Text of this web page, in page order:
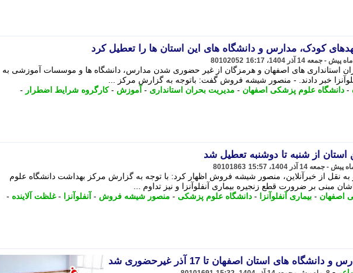
مهدهای کودک، مدارس و دانشگاه های این استان ها را تعطیل کرد
80102052
استانداری های اصفهان و هرمزگان از غیر حضوری شدن مدارس، دانشگاه ها و موسسات آموزشی به
خبر دادند. - منصور شیشه فروش گفت: باتوجه به گزارش مرکز ...
- دانشگاه علوم پزشکی اصفهان - مدیریت بحران استانداری - آموزش -کارگروه شرایط اضطرار -
از شنبه تا دوشنبه تعطیل شد
80101863
به نقل از خبرآنلاین، منصور شیشه فروش اظهار کرد: با توجه به گزارش مرکز بهداشت دانشگاه علوم
مبنی بر ضرورت قطع زنجیره بیماری آنفلوآنزا و نیز تداوم ...
اصفهان - بیماری آنفلوآنزا - دانشگاه علوم پزشکی - منصور شیشه فروش - آنفلوآنزا -غلظت آلاینده -
دانشگاه های استان اصفهان تا 17 آذر غیرحضوری شد